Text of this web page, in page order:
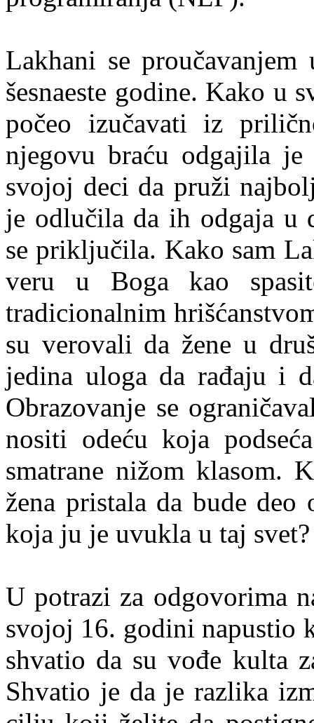
Lakhani se
šesnaeste godine. Kako u
počeo izučavati iz
njegovu braću odgajila je
svojoj deci da pruži
je odlučila da ih odgaja u
se priključila. Kako sam
veru u Boga kao
tradicionalnim
su verovali da žene u
jedina uloga da rađaju i
Obrazovanje se
nositi odeću koja
smatrane nižom klasom.
žena pristala da bude
koja ju je uvukla u taj svet?
U potrazi za odgovorima
svojoj 16. godini napustio
shvatio da su vođe kulta
Shvatio je da je razlika